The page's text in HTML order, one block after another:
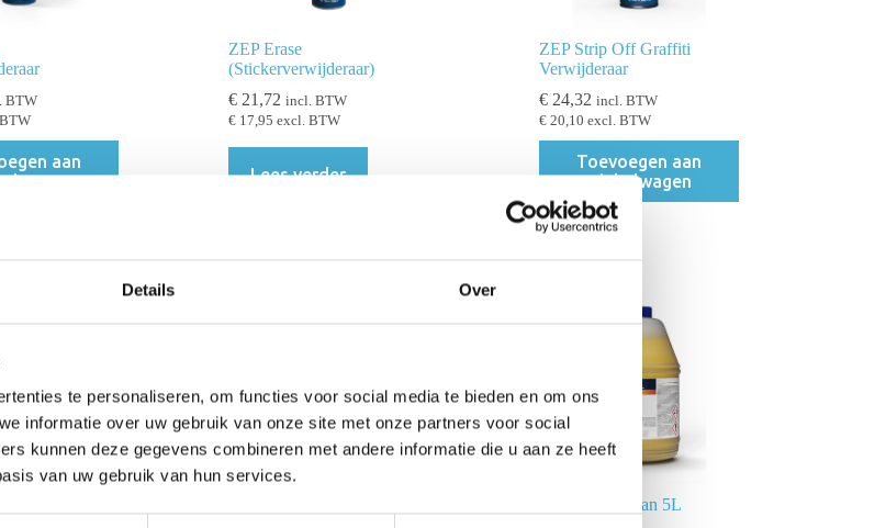
Details Over
te personaliseren, om functies voor social media te bieden en om ons
informatie over uw gebruik van onze site met onze partners voor social
kunnen deze gegevens combineren met andere informatie die u aan ze heeft
van uw gebruik van hun services.
BTW
aan
ZEP Erase
(Stickerverwijderaar)
€ 21,72 incl. BTW
€ 17,95 excl. BTW
Lees verder
ZEP Strip Off Graffiti
Verwijderaar
€24,32 incl. BTW
€20,10 excl. BTW
Toevoegen aan
winkelwagen
ZEP Fresh Clean 5L